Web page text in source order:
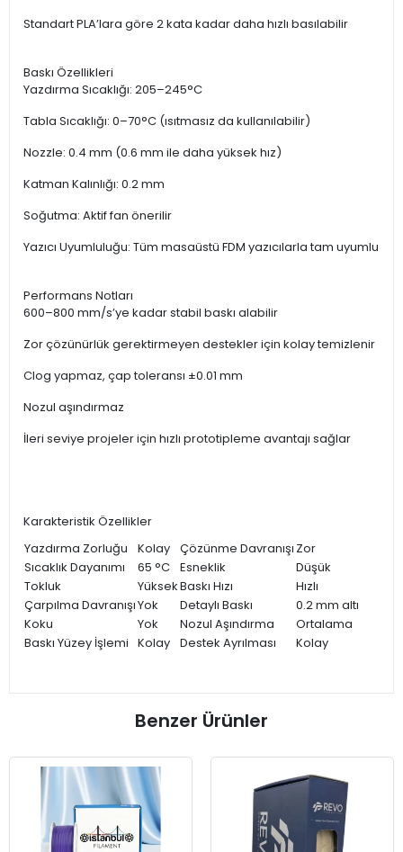
Standart PLA’lara göre 2 kata kadar daha hızlı basılabilir
Baskı Özellikleri
Yazdırma Sıcaklığı: 205–245°C
Tabla Sıcaklığı: 0–70°C (ısıtmasız da kullanılabilir)
Nozzle: 0.4 mm (0.6 mm ile daha yüksek hız)
Katman Kalınlığı: 0.2 mm
Soğutma: Aktif fan önerilir
Yazıcı Uyumluluğu: Tüm masaüstü FDM yazıcılarla tam uyumlu
Performans Notları
600–800 mm/s’ye kadar stabil baskı alabilir
Zor çözünürlük gerektirmeyen destekler için kolay temizlenir
Clog yapmaz, çap toleransı ±0.01 mm
Nozul aşındırmaz
İleri seviye projeler için hızlı prototipleme avantajı sağlar
Karakteristik Özellikler
Yazdırma Zorluğu
Kolay Çözünme Davranışı Zor
Sıcaklık Dayanımı
65 °C Esneklik
Düşük
Tokluk
YüksekBaskı Hızı
Hızlı
Çarpılma DavranışıYok Detaylı Baskı
0.2 mm altı
Koku
Yok Nozul Aşındırma
Ortalama
Baskı Yüzey İşlemi Kolay Destek Ayrılması Kolay
Benzer Ürünler